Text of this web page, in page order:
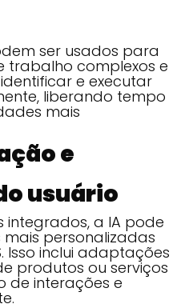
ser usados para
trabalho complexos e
e executar
liberando tempo
mais
e
usuário
a IA pode
personalizadas
Isso inclui adaptações
produtos ou serviços
de interações e